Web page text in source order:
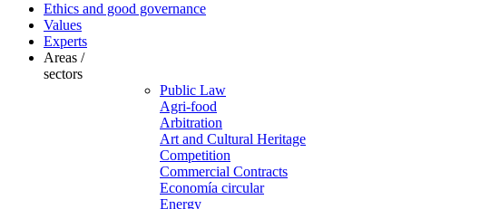
Ethics and good governance
Values
Experts
Areas /
sectors
Public Law
Agri-food
Arbitration
Art and Cultural Heritage
Competition
Commercial Contracts
Economía circular
Energy